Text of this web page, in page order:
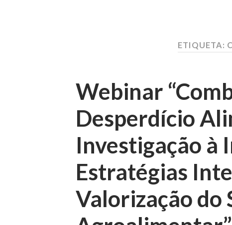
ETIQUETA:
Webinar
Desperdício
Investigação à
Estratégias
Valorização do